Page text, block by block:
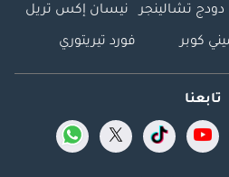
دودج تشالينجر نيسان إكس تريل
كوبر فورد تيريتوري
تابعنا